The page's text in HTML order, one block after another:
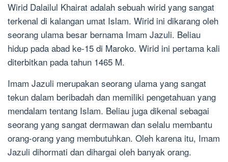
Wirid Dalailul Khairat adalah sebuah wirid yang sangat
terkenal di kalangan umat Islam. Wirid ini dikarang oleh
seorang ulama besar bernama Imam Jazuli. Beliau
hidup pada abad ke-15 di Maroko. Wirid ini pertama kali
diterbitkan pada tahun 1465 M.
Imam Jazuli merupakan seorang ulama yang sangat
tekun dalam beribadah dan memiliki pengetahuan yang
mendalam tentang Islam. Beliau juga dikenal sebagai
seorang yang sangat dermawan dan selalu membantu
orang-orang yang membutuhkan. Oleh karena itu, Imam
Jazuli dihormati dan dihargai oleh banyak orang.